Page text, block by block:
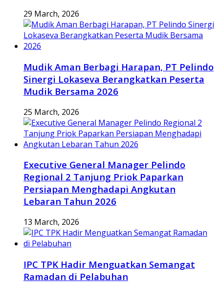
29 March, 2026
Mudik Aman Berbagi Harapan, PT Pelindo
Sinergi Lokaseva Berangkatkan Peserta
Mudik Bersama 2026
25 March, 2026
Executive General Manager Pelindo
Regional 2 Tanjung Priok Paparkan
Persiapan Menghadapi Angkutan
Lebaran Tahun 2026
13 March, 2026
IPC TPK Hadir Menguatkan Semangat
Ramadan di Pelabuhan